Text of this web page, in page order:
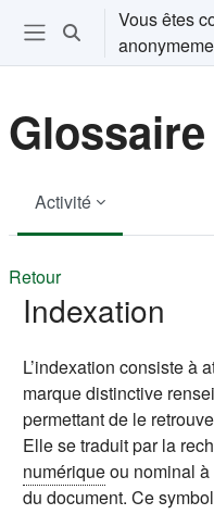
Passer au contenu principal
Ouvrir le menu de
Activer/désactiver
Vous êtes
Activité
Retour
Indexation
L’indexation consiste à
marque distinctive
permettant de le
Elle se traduit par la
numériqueou nominal à
du document. Ce